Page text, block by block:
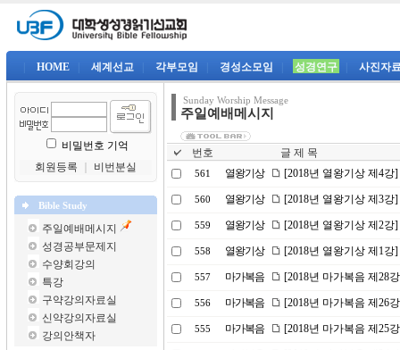
HOME 세계선교 각부모임 경성소모임 성경연구 사진자
비밀번호 기억
회원등록
비번분실
Bible Study
주일예배메시지
성경공부문제지
수양회강의
특강
구약강의자료실
신약강의자료실
강의안책자
Sunday Worship Message
주일예배메시지
번호 글 제 목
561 열왕기상 [2018년 열왕기상 제4
560 열왕기상 [2018년 열왕기상 제3
559 열왕기상 [2018년 열왕기상 제2
558 열왕기상 [2018년 열왕기상 제1
557 마가복음 [2018년 마가복음 제28
556 마가복음 [2018년 마가복음 제26
555 마가복음 [2018년 마가복음 제25